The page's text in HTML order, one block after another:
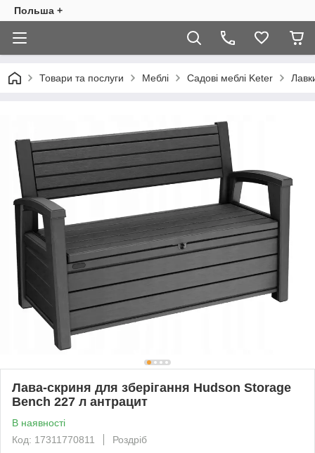
Польша +
Товари та послуги Меблі Садові меблі Keter
Лава-скриня для зберігання Hudson Storage
Bench 227 л антрацит
В наявності
Код: 17311770811
Роздріб